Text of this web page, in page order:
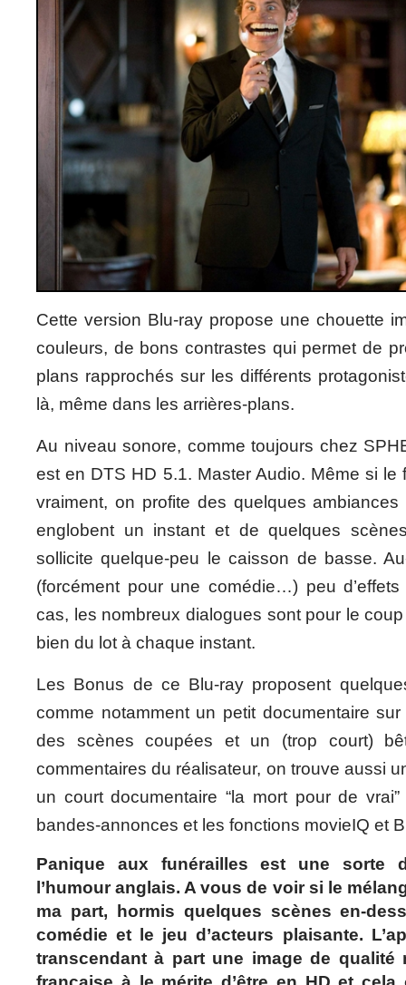
Cette version Blu-ray propose une chouette
couleurs, de bons contrastes qui permet de
plans rapprochés sur les différents
là, même dans les arrières-plans.
Au niveau sonore, comme toujours chez
est en DTS HD 5.1. Master Audio. Même si le
vraiment, on profite des quelques
englobent un instant et de quelques
sollicite quelque-peu le caisson de basse.
(forcément pour une comédie…) peu
cas, les nombreux dialogues sont pour le
bien du lot à chaque instant.
Les Bonus de ce Blu-ray proposent
comme notamment un petit documentaire sur
des scènes coupées et un (trop court)
commentaires du réalisateur, on trouve aussi
un court documentaire “la mort pour de
bandes-annonces et les fonctions movieIQ et
Panique aux funérailles est une sorte
l’humour anglais. A vous de voir si le
ma part, hormis quelques scènes en-
comédie et le jeu d’acteurs plaisante.
transcendant à part une image de qualité